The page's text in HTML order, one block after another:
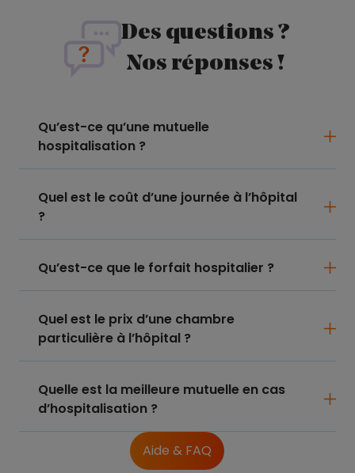
Des questions ?
Nos réponses !
Qu’est-ce qu’une mutuelle
hospitalisation ?
Quel est le coût d’une journée à l’hôpital
?
Qu’est-ce que le forfait hospitalier ?
Quel est le prix d’une chambre
particulière à l’hôpital ?
Quelle est la meilleure mutuelle en cas
d’hospitalisation ?
Aide & FAQ